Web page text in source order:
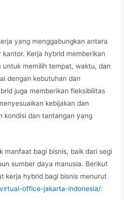
yang menggabungkan antara
Kerja hybrid memberikan
untuk memilih tempat, waktu, dan
dengan kebutuhan dan
juga memberikan fleksibilitas
kebijakan dan
kondisi dan tantangan yang
manfaat bagi bisnis, baik dari segi
sumber daya manusia. Berikut
kerja hybrid bagi bisnis menurut
office-jakarta-indonesia/: